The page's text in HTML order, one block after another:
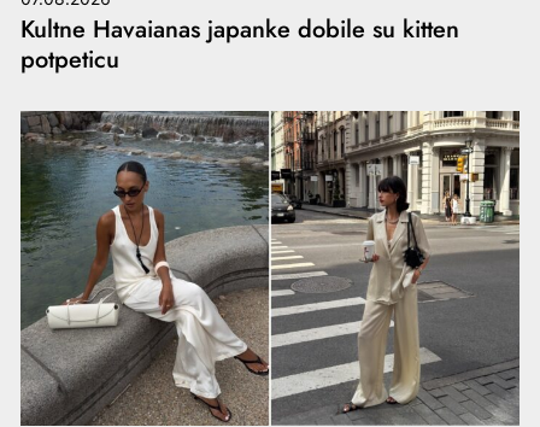
Kultne Havaianas japanke dobile su kitten
potpeticu